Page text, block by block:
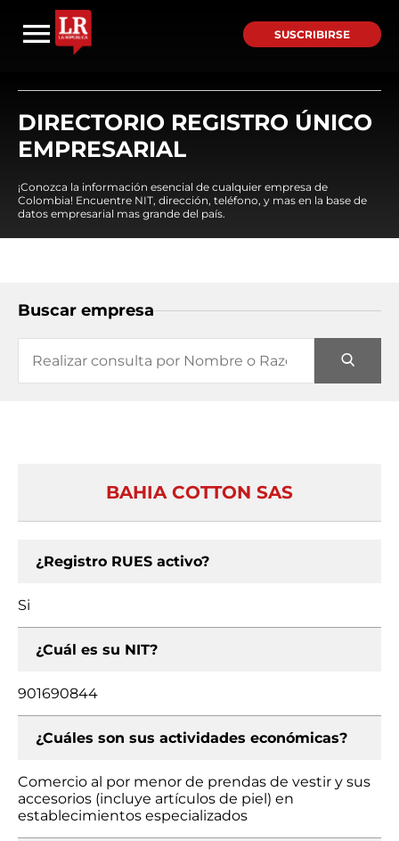
SUSCRIBIRSE
DIRECTORIO REGISTRO ÚNICO
EMPRESARIAL
¡Conozca la información esencial de cualquier empresa de
Colombia! Encuentre NIT, dirección, teléfono, y mas en la base de
datos empresarial mas grande del país.
Buscar empresa
BAHIA COTTON SAS
¿Registro RUES activo?
Si
¿Cuál es su NIT?
901690844
¿Cuáles son sus actividades económicas?
Comercio al por menor de prendas de vestir y sus
accesorios (incluye artículos de piel) en
establecimientos especializados